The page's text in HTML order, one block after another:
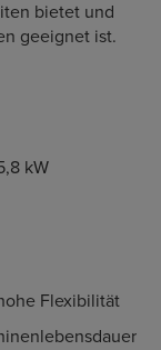
bietet und
geeignet ist.
kW
Flexibilität